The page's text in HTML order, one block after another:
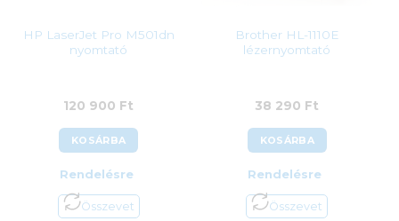
HP LaserJet Pro M501dn
nyomtató
120 900 Ft
KOSÁRBA
Rendelésre
Összevet
Brother HL-1110E
lézernyomtató
38 290 Ft
KOSÁRBA
Rendelésre
Összevet